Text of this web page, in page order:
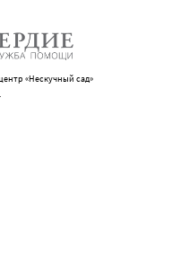
«Нескучный сад»